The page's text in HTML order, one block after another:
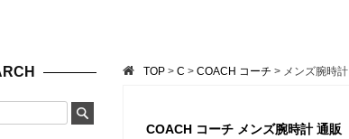
お盆期間も休まず発送！営業について
アプリサービス終了のお知らせ
TOP C COACH コーチ メンズ腕時計
COACH コーチ メンズ腕時計 通販